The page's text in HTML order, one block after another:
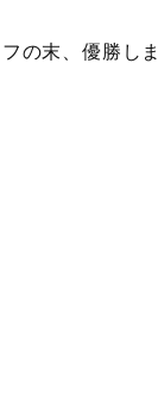
の末、優勝しま